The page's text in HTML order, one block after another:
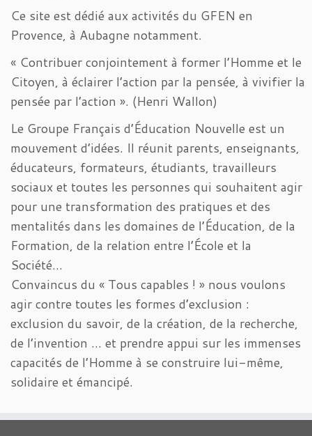
Ce site est dédié aux activités du GFEN en
Provence, à Aubagne notamment.
« Contribuer conjointement à former l’Homme et le
Citoyen, à éclairer l’action par la pensée, à vivifier la
pensée par l’action ». (Henri Wallon)
Le Groupe Français d’Éducation Nouvelle est un
mouvement d’idées. Il réunit parents, enseignants,
éducateurs, formateurs, étudiants, travailleurs
sociaux et toutes les personnes qui souhaitent agir
pour une transformation des pratiques et des
mentalités dans les domaines de l’Éducation, de la
Formation, de la relation entre l’École et la
Société…
Convaincus du « Tous capables ! » nous voulons
agir contre toutes les formes d’exclusion :
exclusion du savoir, de la création, de la recherche,
de l’invention … et prendre appui sur les immenses
capacités de l’Homme à se construire lui-même,
solidaire et émancipé.